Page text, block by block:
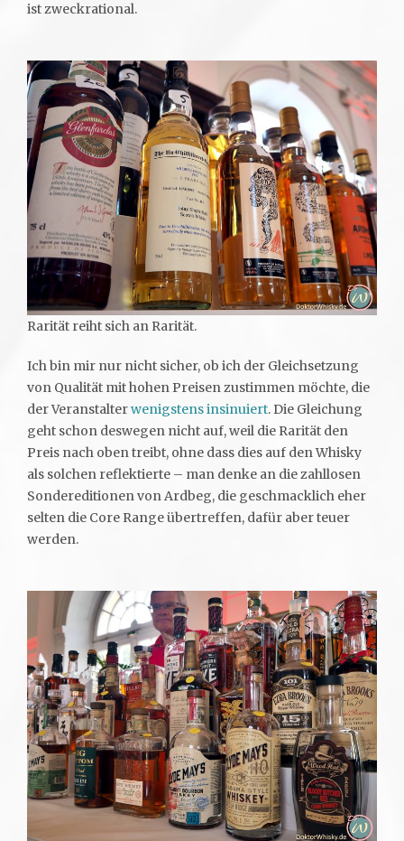
ist zweckrational.
Rarität reiht sich an Rarität.
Ich bin mir nur nicht sicher, ob ich der Gleichsetzung
von Qualität mit hohen Preisen zustimmen möchte, die
der Veranstalterwenigstens insinuiert. Die Gleichung
geht schon deswegen nicht auf, weil die Rarität den
Preis nach oben treibt, ohne dass dies auf den Whisky
als solchen reflektierte – man denke an die zahllosen
Sondereditionen von Ardbeg, die geschmacklich eher
selten die Core Range übertreffen, dafür aber teuer
werden.